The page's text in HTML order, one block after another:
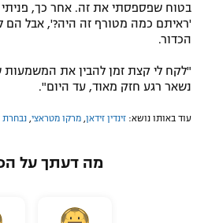
בטוח שפספסתי את זה. אחר כך, פניתי
'ראיתם כמה מטורף זה היה?', אבל הם
הכדור.
"לקח לי קצת זמן להבין את המשמעות
נשאר רגע חזק מאוד, עד היום".
עוד באותו נושא: זינדין זידאן, מרקו מטראצי,
מה דעתך על